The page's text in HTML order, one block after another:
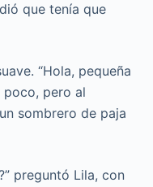
que tenía que
“Hola, pequeña
poco, pero al
sombrero de paja
preguntó Lila, con